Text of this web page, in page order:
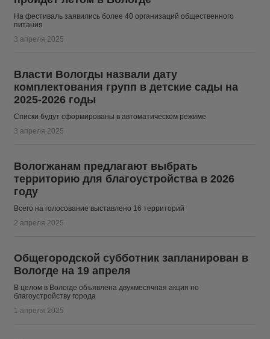
На фестиваль заявились более 40 организаций общественного
питания
3 апреля 2025
Власти Вологды назвали дату
комплектования групп в детские сады на
2025-2026 годы
Списки будут сформированы в автоматическом режиме
3 апреля 2025
Вологжанам предлагают выбрать
территорию для благоустройства в 2026
году
Всего на голосование выставлено 16 территорий
2 апреля 2025
Общегородской субботник запланирован в
Вологде на 19 апреля
В целом в Вологде объявлена двухмесячная акция по
благоустройству города
1 апреля 2025